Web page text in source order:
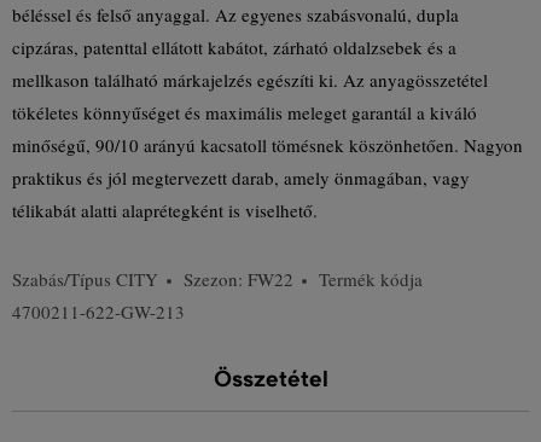
béléssel és felső anyaggal. Az egyenes szabásvonalú, dupla
cipzáras, patenttal ellátott kabátot, zárható oldalzsebek és a
mellkason található márkajelzés egészíti ki. Az anyagösszetétel
tökéletes könnyűséget és maximális meleget garantál a kiváló
minőségű, 90/10 arányú kacsatoll tömésnek köszönhetően. Nagyon
praktikus és jól megtervezett darab, amely önmagában, vagy
télikabát alatti alaprétegként is viselhető.
Szabás/Típus CITY Szezon: FW22
Termék kódja
4700211-622-GW-213
Összetétel